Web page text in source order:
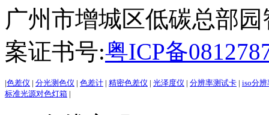
广州市增城区低碳总部
案证书号:粤ICP备
|色差仪 | 分光测色仪 | 色差计 | 精密色差仪 | 光泽度仪 | 分辨率测试卡 | iso分
标准光源对色灯箱 |